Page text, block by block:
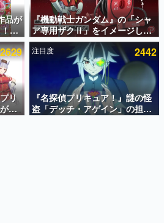
覧
事
千以上！ ページビュー数万以上！ などな
に読まれた、電ファミ渾身の“殿堂入り”記
た。
品が
な
ほぼ
け
『機動戦士ガンダム』の「シャ
ア専用ザクⅡ」をイメージした
散水ホースリールが予約開始。
本体にはシャアのパーソナルマ
ークやジオン公国軍のエンブレ
ム、型式番号などを配置
2629
リ
決
年
注目度 2442
『名探偵プリキュア！』謎の怪
盗「デッチ・アゲイン」の担当
キャストは天﨑滉平さんと判